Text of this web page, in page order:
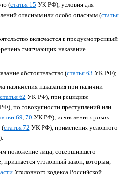
(статья 15 УК РФ), условия для
опасным или особо опасным (статья
включается в предусмотренный
смягчающих наказание
обстоятельство (статья 63 УК РФ);
назначения наказания при наличии
статья 62 УК РФ), при рецидиве
по совокупности преступлений или
69, 70 УК РФ), исчисления сроков
(статья 72 УК РФ), применения условного
положение лица, совершившего
признается уголовный закон, которым,
Уголовного кодекса Российской